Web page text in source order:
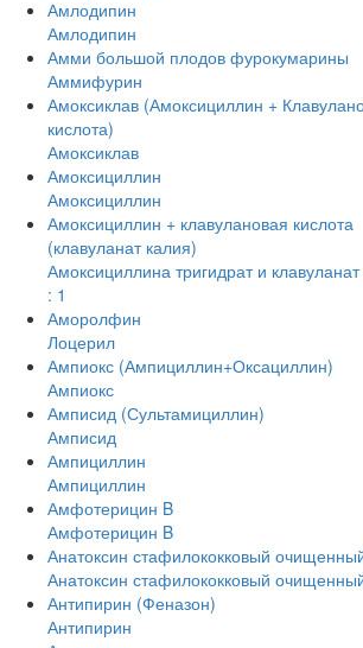
Амлодипин
Амлодипин
Амми большой плодов фурокумарины
Аммифурин
Амоксиклав (Амоксициллин +
кислота)
Амоксиклав
Амоксициллин
Амоксициллин
Амоксициллин + клавулановая кислота
(клавуланат калия)
Амоксициллина тригидрат и
: 1
Аморолфин
Лоцерил
Ампиокс (Ампициллин+Оксациллин)
Ампиокс
Амписид (Сультамициллин)
Амписид
Ампициллин
Ампициллин
Амфотерицин B
Амфотерицин B
Анатоксин стафилококковый
Анатоксин стафилококковый
Антипирин (Феназон)
Антипирин